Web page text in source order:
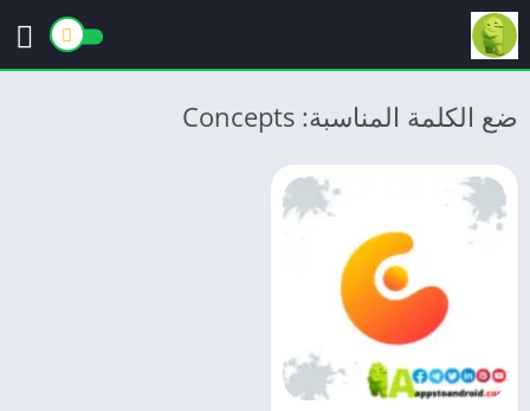
ضع الكلمة المناسبة: Concepts